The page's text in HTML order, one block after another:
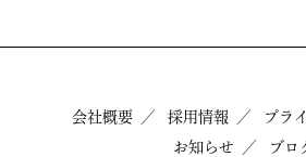
会社概要 採用情報
プラ
お知らせ
ブロ